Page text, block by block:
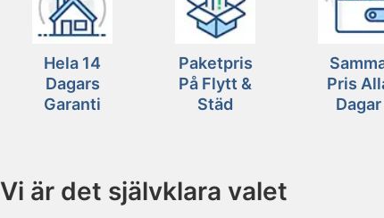
Hela 14
Dagars
Garanti
Paketpris
På Flytt &
Städ
Pris
Dagar
Vi är det självklara valet